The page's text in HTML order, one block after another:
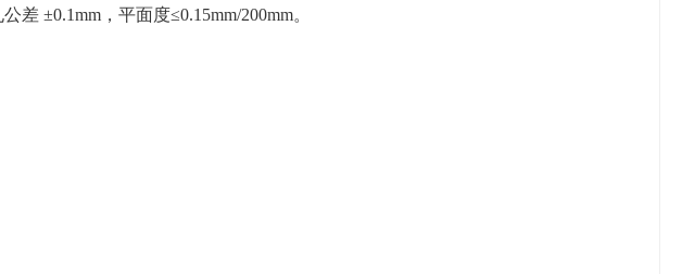
差 ±0.1mm，平面度≤0.15mm/200mm。